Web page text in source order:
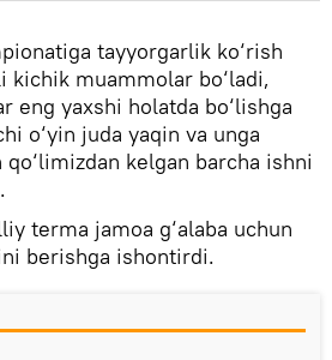
tayyorgarlik ko‘rish
kichik muammolar bo‘ladi,
eng yaxshi holatda bo‘lishga
o‘yin juda yaqin va unga
kelgan barcha ishni
terma jamoa g‘alaba uchun
berishga ishontirdi.